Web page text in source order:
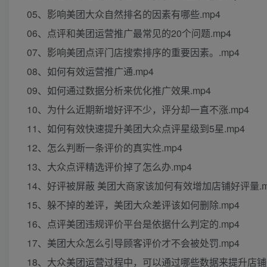
05、影响美团大众自然排名的因素有哪些.mp4
06、点评和美团运营推广最常见的20个问题.mp4
07、影响美团点评门店搜索排序的重要因素。.mp4
08、如何有效运营推广通.mp4
09、如何通过数据分析来优化推广效果.mp4
10、为什么近期新增好评不少，评分却一直不涨.mp4
11、如何有效快速提升美团大众点评星级到5星.mp4
12、怎么判断一条评价的真实性.mp4
13、大众点评精选评价掉了怎么办.mp4
14、好评被屏蔽 美团大商家该加何有效增加店铺好评量
15、躲不掉的差评，美团大众差评该如何删除.mp4
16、点评美团违规评价平台是依据什么判定的.mp4
17、美团大众怎么引导顾客评价才不会被处罚.mp4
18、大众美团运营过程中，可以通过哪些数据来提升店